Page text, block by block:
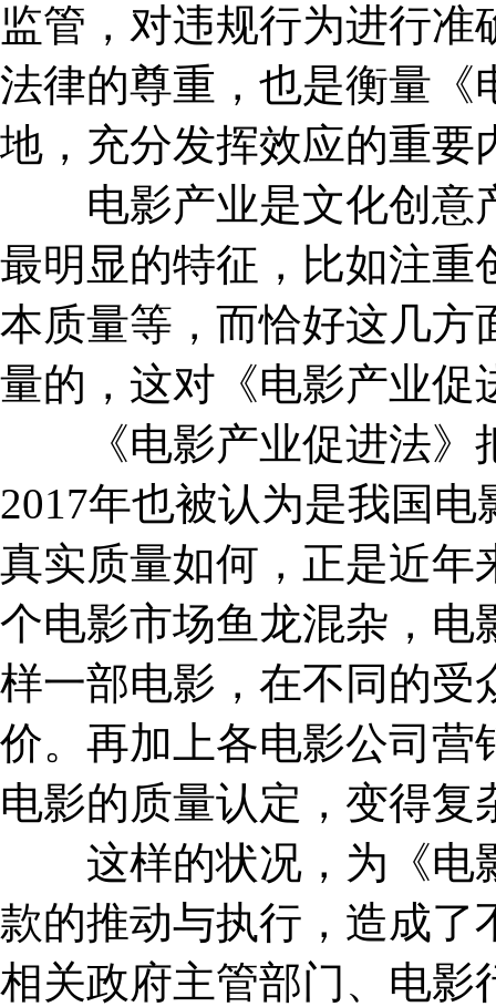
监管，对违规行为进行
法律的尊重，也是衡量《
地，充分发挥效应的重要
电影产业是文化创意
最明显的特征，比如注重
本质量等，而恰好这几方
量的，这对《电影产业促
《电影产业促进法》
2017年也被认为是我国
真实质量如何，正是近年
个电影市场鱼龙混杂，电
样一部电影，在不同的受
价。再加上各电影公司营
电影的质量认定，变得复
这样的状况，为《电
款的推动与执行，造成了
相关政府主管部门、电影